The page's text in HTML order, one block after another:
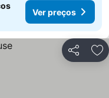
Ver preços
Partilhar